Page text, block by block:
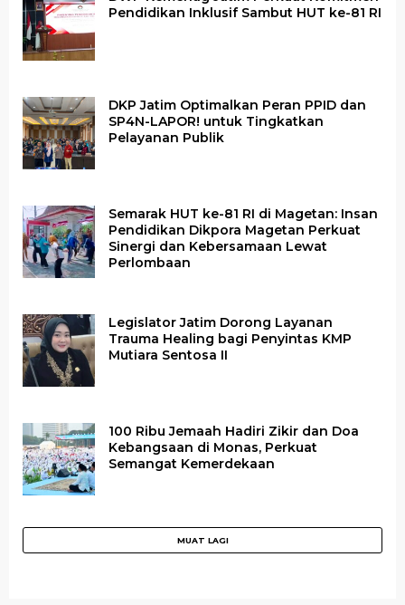
Pendidikan Inklusif Sambut HUT ke-81 RI
DKP Jatim Optimalkan Peran PPID dan
SP4N-LAPOR! untuk Tingkatkan
Pelayanan Publik
Semarak HUT ke-81 RI di Magetan: Insan
Pendidikan Dikpora Magetan Perkuat
Sinergi dan Kebersamaan Lewat
Perlombaan
Legislator Jatim Dorong Layanan
Trauma Healing bagi Penyintas KMP
Mutiara Sentosa II
100 Ribu Jemaah Hadiri Zikir dan Doa
Kebangsaan di Monas, Perkuat
Semangat Kemerdekaan